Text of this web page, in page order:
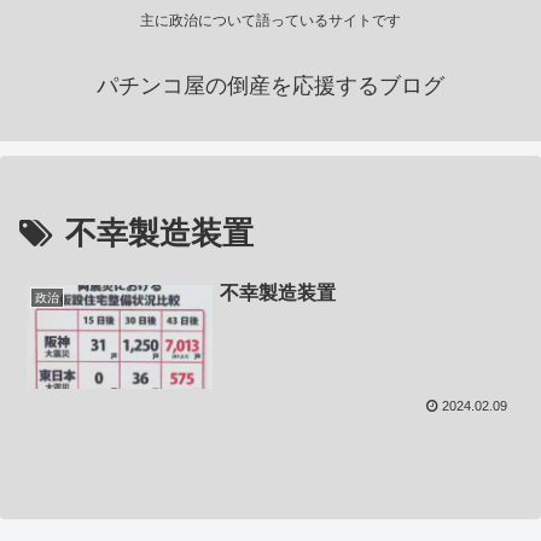
主に政治について語っているサイトです
パチンコ屋の倒産を応援するブログ
不幸製造装置
政治 不幸製造装置
2024.02.09